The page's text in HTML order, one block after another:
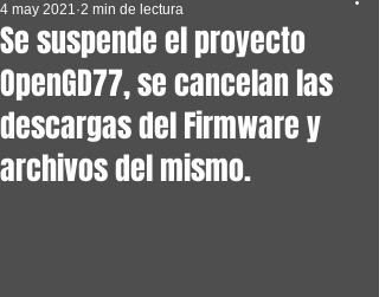
Se suspende el proyecto
OpenGD77, se cancelan las
descargas del Firmware y
archivos del mismo.
4 may 2021 2 min de lectura